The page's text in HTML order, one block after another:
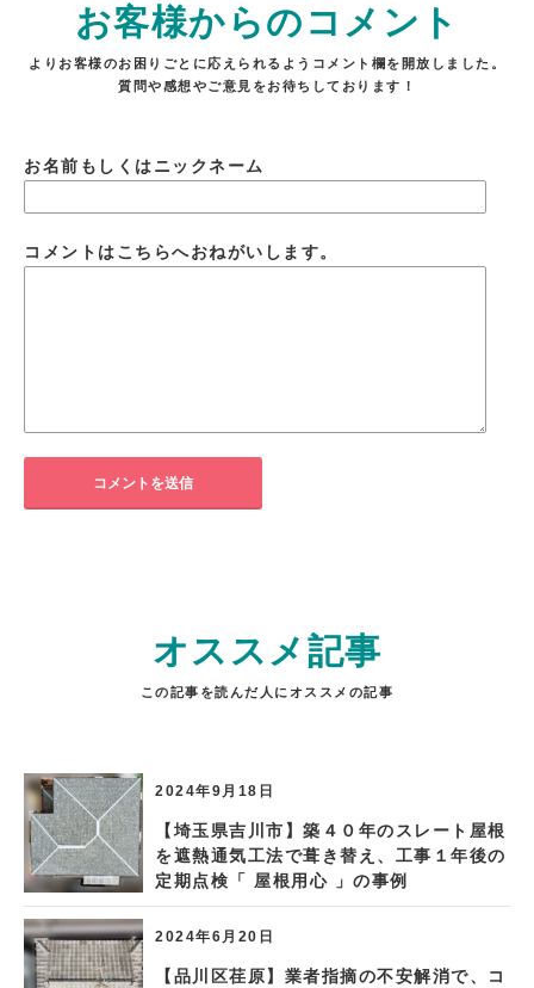
お客様からのコメント
よりお客様のお困りごとに応えられるようコメント欄を開放しました。
質問や感想やご意見をお待ちしております！
お名前もしくはニックネーム
コメントはこちらへおねがいします。
オススメ記事
この記事を読んだ人にオススメの記事
2024年9月18日
【埼玉県吉川市】築４０年のスレート屋根
を遮熱通気工法で葺き替え、工事１年後の
定期点検「 屋根用心 」の事例
2024年6月20日
【品川区荏原】業者指摘の不安解消で、コ